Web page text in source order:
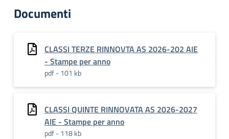
Documenti
CLASSI TERZE RINNOVTA AS 2026-202 AIE
- Stampe per anno
pdf - 101 kb
CLASSI QUINTE RINNOVATA AS 2026-2027
AIE - Stampe per anno
pdf - 118 kb